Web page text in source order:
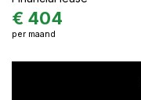
€ 404
per maand